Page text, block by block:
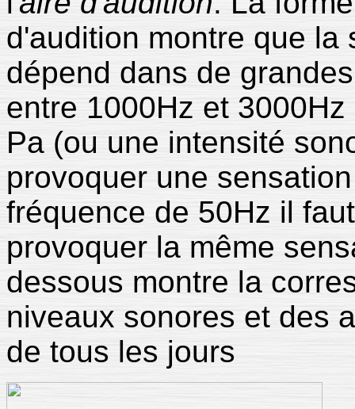
d'audition montre que la
dépend dans de
entre 1000Hz et
Pa (ou une intensité
provoquer une
fréquence de 50Hz il
provoquer la même
dessous montre la
niveaux sonores et des
de tous les jours